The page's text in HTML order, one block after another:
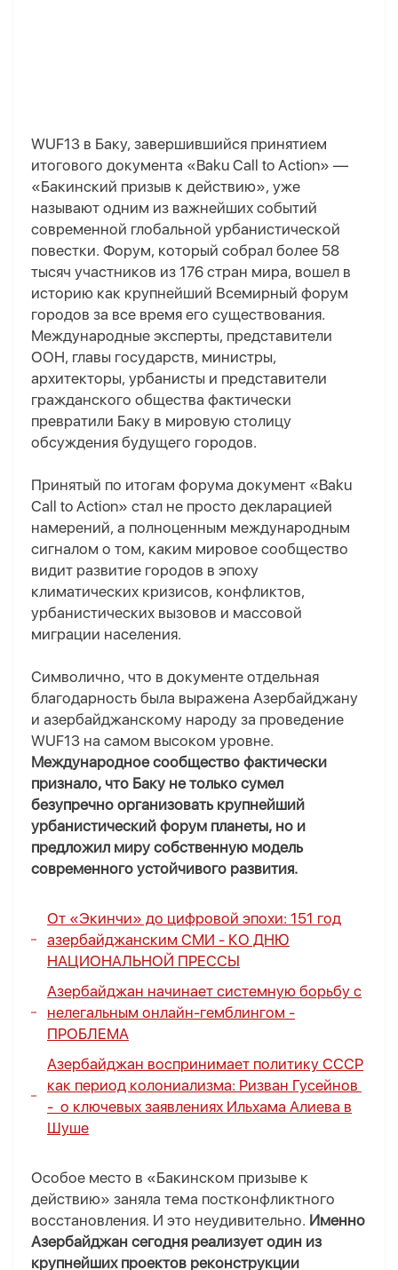
WUF13 в Баку, завершившийся принятием
итогового документа «Baku Call to Action» —
«Бакинский призыв к действию», уже
называют одним из важнейших событий
современной глобальной урбанистической
повестки. Форум, который собрал более 58
тысяч участников из 176 стран мира, вошел в
историю как крупнейший Всемирный форум
городов за все время его существования.
Международные эксперты, представители
ООН, главы государств, министры,
архитекторы, урбанисты и представители
гражданского общества фактически
превратили Баку в мировую столицу
обсуждения будущего городов.
Принятый по итогам форума документ «Baku
Call to Action» стал не просто декларацией
намерений, а полноценным международным
сигналом о том, каким мировое сообщество
видит развитие городов в эпоху
климатических кризисов, конфликтов,
урбанистических вызовов и массовой
миграции населения.
Символично, что в документе отдельная
благодарность была выражена Азербайджану
и азербайджанскому народу за проведение
WUF13 на самом высоком уровне.
Международное сообщество фактически
признало, что Баку не только сумел
безупречно организовать крупнейший
урбанистический форум планеты, но и
предложил миру собственную модель
современного устойчивого развития.
От «Экинчи» до цифровой эпохи: 151 год
азербайджанским СМИ - КО ДНЮ
НАЦИОНАЛЬНОЙ ПРЕССЫ
Азербайджан начинает системную борьбу с
нелегальным онлайн-гемблингом -
ПРОБЛЕМА
Азербайджан воспринимает политику СССР
как период колониализма: Ризван Гусейнов
- о ключевых заявлениях Ильхама Алиева в
Шуше
Особое место в «Бакинском призыве к
действию» заняла тема постконфликтного
восстановления. И это неудивительно. Именно
Азербайджан сегодня реализует один из
крупнейших проектов реконструкции